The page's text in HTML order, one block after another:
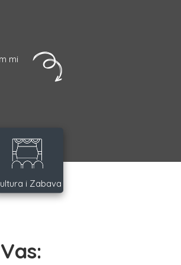
mi
i Zabava